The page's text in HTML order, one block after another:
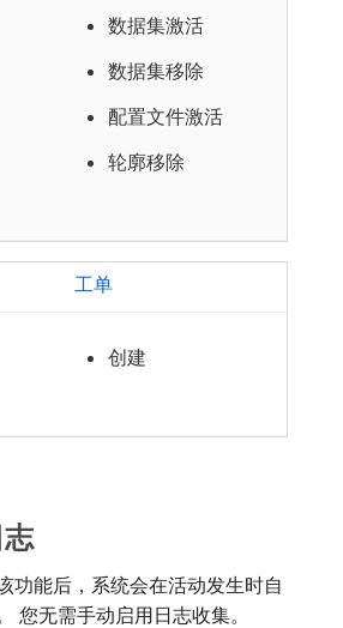
数据集激活
数据集移除
配置文件激活
轮廓移除
工单
创建
功能后，系统会在活动发生时自
您无需手动启用日志收集。